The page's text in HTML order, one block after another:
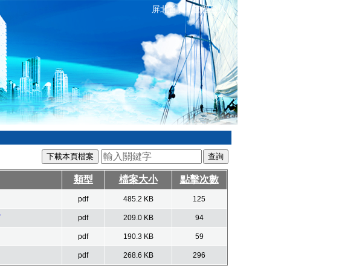
屏北首頁 |管理登入|
下載本頁檔案
類型 檔案大小 點擊次數
pdf 485.2 KB 125
pdf 209.0 KB 94
pdf 190.3 KB 59
pdf 268.6 KB 296